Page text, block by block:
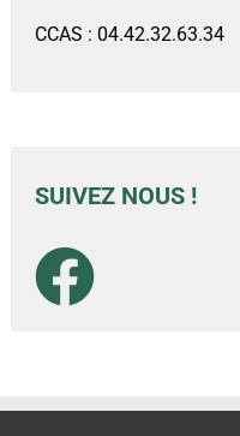
CCAS : 04.42.32.63.34
SUIVEZ NOUS !